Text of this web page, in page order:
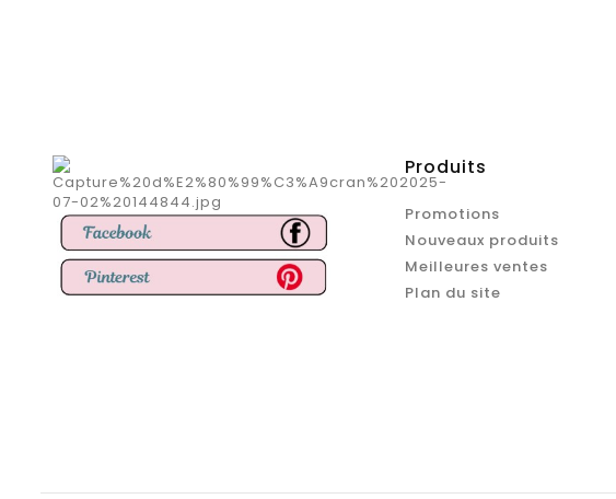
Produits
Promotions
Nouveaux produits
Meilleures ventes
Plan du site